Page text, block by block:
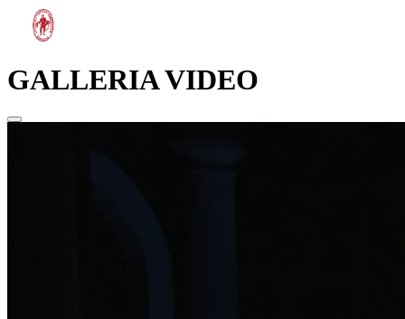
GALLERIA VIDEO